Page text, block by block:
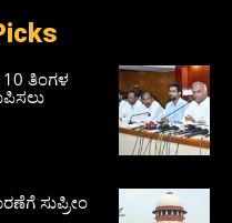
ತಿಂಗಳ
ಸುಪ್ರೀಂ